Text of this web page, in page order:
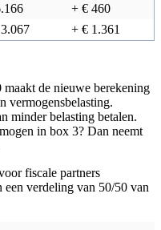
+ € 460
+ € 1.361
de nieuwe berekening
vermogensbelasting.
minder belasting betalen.
in box 3? Dan neemt
fiscale partners
verdeling van 50/50 van